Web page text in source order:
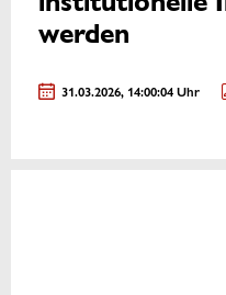
werden
31.03.2026, 14:00:04 Uhr